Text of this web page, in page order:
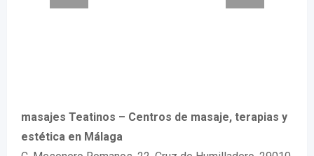
masajes Teatinos – Centros de masaje, terapias y
estética en Málaga